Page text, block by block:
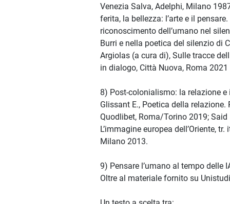
Venezia Salva, Adelphi, Milano
ferita, la bellezza: l’arte e il
riconoscimento dell’umano nel
Burri e nella poetica del silenzio di
Argiolas (a cura di), Sulle tracce
in dialogo, Città Nuova, Roma
8) Post-colonialismo: la relazione
Glissant E., Poetica della relazione.
Quodlibet, Roma/Torino 2019; Said
L’immagine europea dell’Oriente,
Milano 2013.
9) Pensare l’umano al tempo delle
Oltre al materiale fornito su